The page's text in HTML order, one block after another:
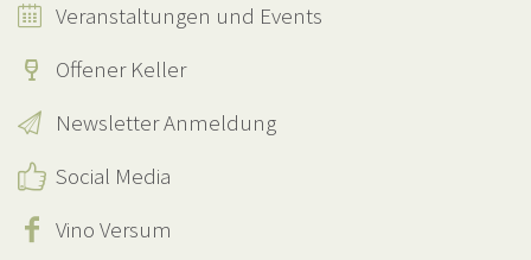
Veranstaltungen und Events
Offener Keller
Newsletter Anmeldung
Social Media
Vino Versum